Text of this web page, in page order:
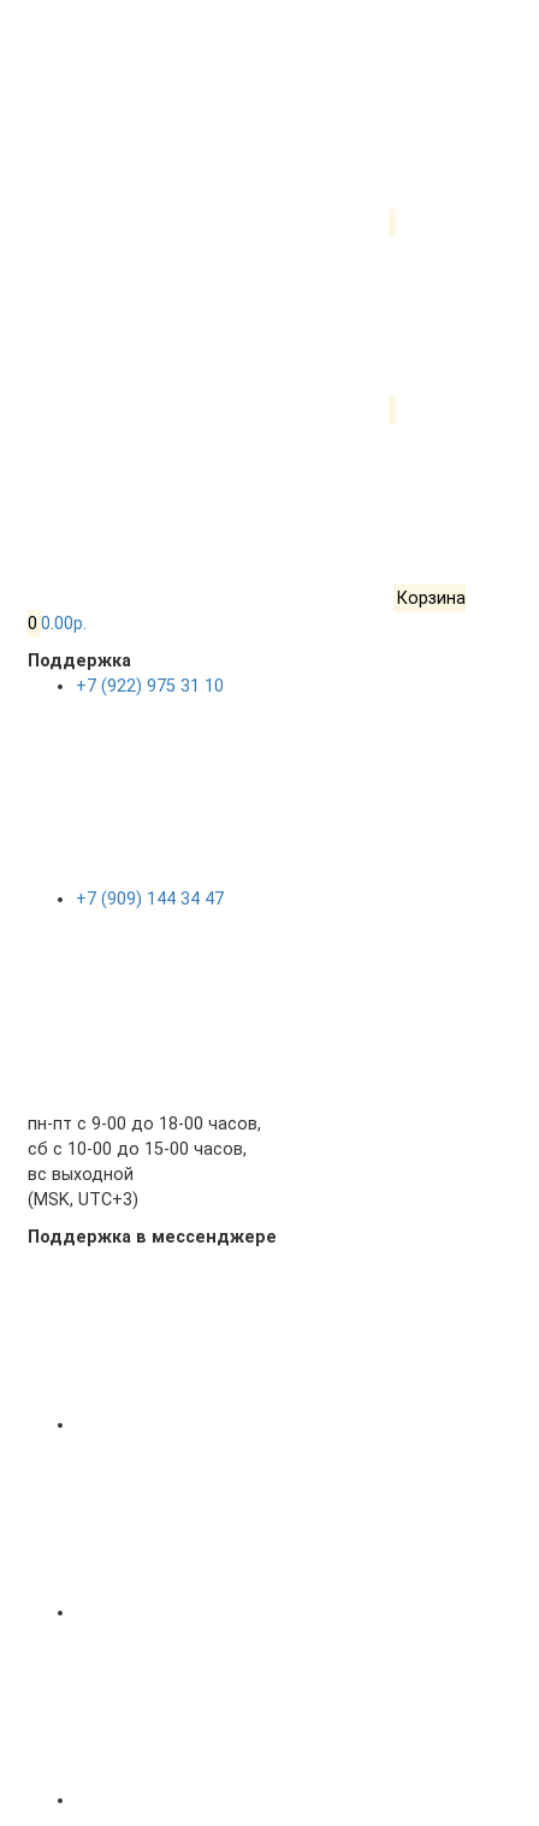
Корзина
0 0.00р.
Поддержка
+7 (922) 975 31 10
+7 (909) 144 34 47
пн-пт с 9-00 до 18-00 часов,
сб с 10-00 до 15-00 часов,
вс выходной
(MSK, UTC+3)
Поддержка в мессенджере